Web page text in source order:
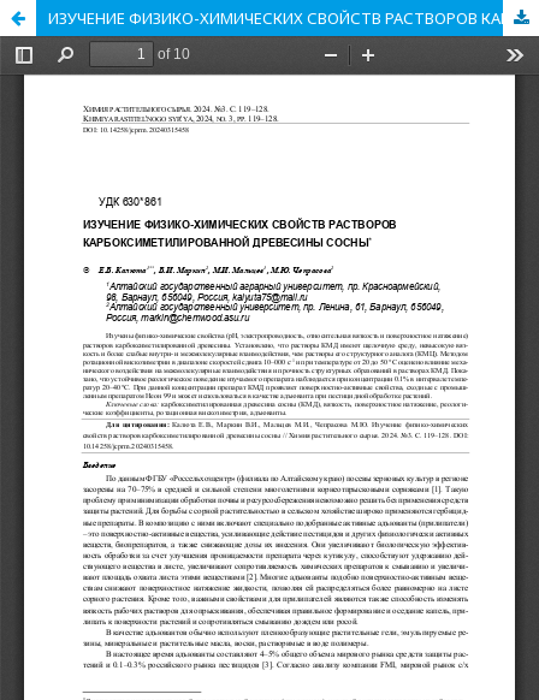
ИЗУЧЕНИЕ ФИЗИКО-ХИМИЧЕСКИХ СВОЙСТВ РАСТВОРОВ КАРБОКСИМЕТИЛИРОВАННОЙ ДРЕВЕСИНЫ СОСНЫ